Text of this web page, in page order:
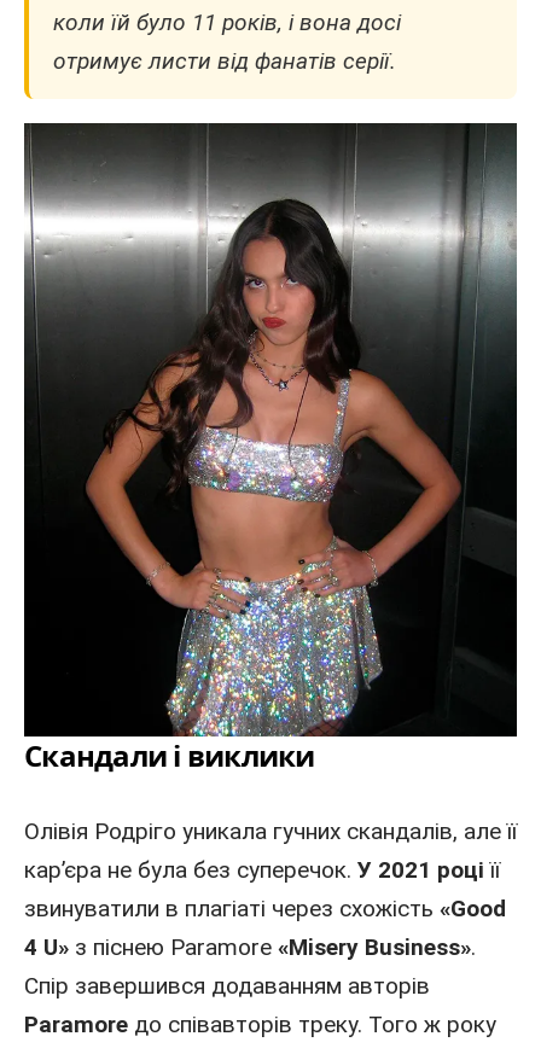
коли їй було 11 років, і вона досі
отримує листи від фанатів серії.
Скандали і виклики
Олівія Родріго уникала гучних скандалів, але її
кар’єра не була без суперечок. У 2021 році її
звинуватили в плагіаті через схожість «Good
4 U» з піснею Paramore «Misery Business».
Спір завершився додаванням авторів
Paramore до співавторів треку. Того ж року